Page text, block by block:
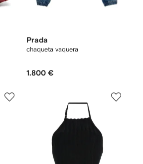
Prada
chaqueta vaquera
1.800 €